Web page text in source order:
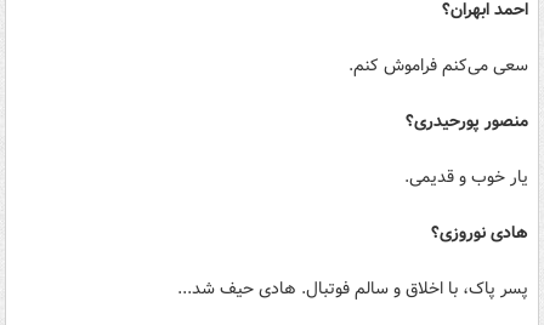
احمد ابهران؟
سعی می‌کنم فراموش کنم.
منصور پورحیدری؟
یار خوب و قدیمی.
هادی نوروزی؟
پسر پاک، با اخلاق و سالم فوتبال. هادی حیف شد...